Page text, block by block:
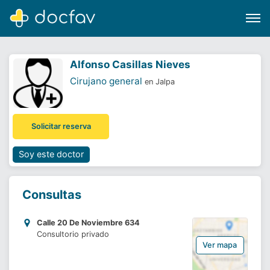
Software para clínicas
¿Eres un doctor?
Alfonso Casillas Nieves
Cirujano general en Jalpa
Solicitar reserva
Soy este doctor
Consultas
Calle 20 De Noviembre 634
Consultorio privado
Ver mapa